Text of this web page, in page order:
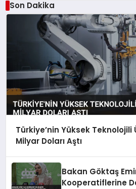
Son Dakika
Türkiye’nin Yüksek Teknolojili
Milyar Doları Aştı
Bakan Göktaş
Kooperatiflerine